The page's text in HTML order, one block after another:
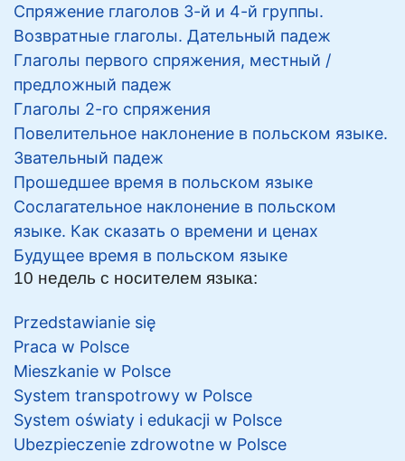
Спряжение глаголов 3-й и 4-й группы.
Возвратные глаголы. Дательный падеж
Глаголы первого спряжения, местный /
предложный падеж
Глаголы 2-го спряжения
Повелительное наклонение в польском языке.
Звательный падеж
Прошедшее время в польском языке
Сослагательное наклонение в польском
языке. Как сказать о времени и ценах
Будущее время в польском языке
10 недель с носителем языка:
Przedstawianie się
Praca w Polsce
Mieszkanie w Polsce
System transpotrowy w Polsce
System oświaty i edukacji w Polsce
Ubezpieczenie zdrowotne w Polsce